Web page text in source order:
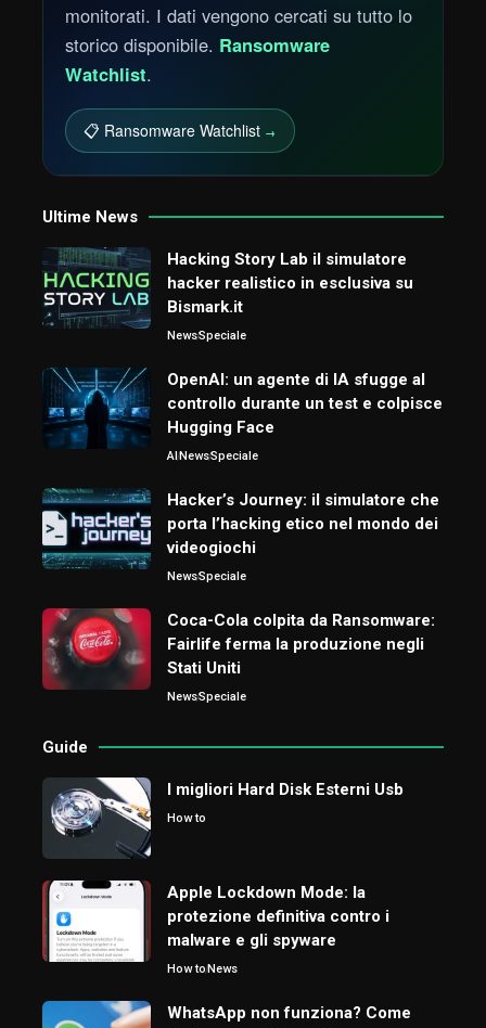
monitorati. I dati vengono cercati su tutto lo
storico disponibile. Ransomware
Watchlist.
📋 Ransomware Watchlist →
Ultime News
Hacking Story Lab il simulatore
hacker realistico in esclusiva su
Bismark.it
NewsSpeciale
OpenAI: un agente di IA sfugge al
controllo durante un test e colpisce
Hugging Face
AINewsSpeciale
Hacker’s Journey: il simulatore che
porta l’hacking etico nel mondo dei
videogiochi
NewsSpeciale
Coca-Cola colpita da Ransomware:
Fairlife ferma la produzione negli
Stati Uniti
NewsSpeciale
Guide
I migliori Hard Disk Esterni Usb
How to
Apple Lockdown Mode: la
protezione definitiva contro i
malware e gli spyware
How toNews
WhatsApp non funziona? Come